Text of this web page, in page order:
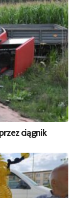
ciągnik